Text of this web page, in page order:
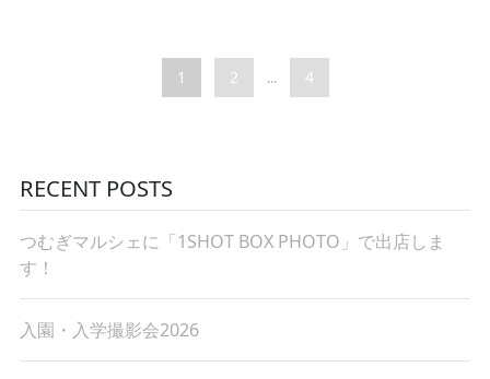
1 2 ... 4
RECENT POSTS
つむぎマルシェに「1SHOT BOX PHOTO」で出店しま
す！
入園・入学撮影会2026